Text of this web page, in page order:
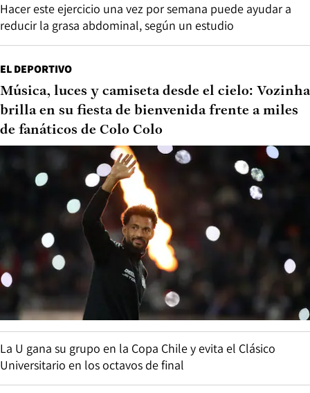
Hacer este ejercicio una vez por semana puede ayudar a
reducir la grasa abdominal, según un estudio
EL DEPORTIVO
Música, luces y camiseta desde el cielo: Vozinha
brilla en su fiesta de bienvenida frente a miles
de fanáticos de Colo Colo
La U gana su grupo en la Copa Chile y evita el Clásico
Universitario en los octavos de final